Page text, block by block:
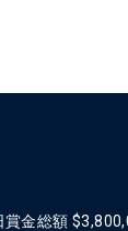
賞金総額